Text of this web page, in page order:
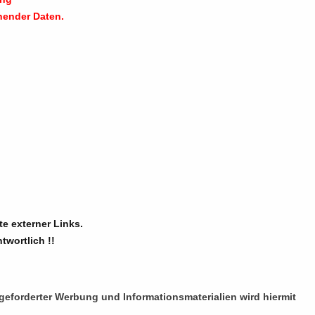
Daten.
externer Links.
!!
Werbung und Informationsmaterialien wird hiermit